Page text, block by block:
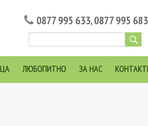
0877 995 633,0877 995 683
ЛЮБОПИТНО ЗА НАС